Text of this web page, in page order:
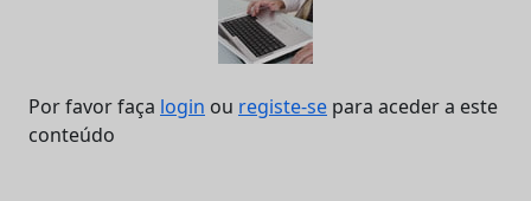
Por favor faça login ou registe-se para aceder a este
conteúdo